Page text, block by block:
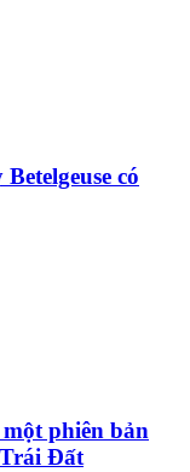
có
phiên bản
Đất